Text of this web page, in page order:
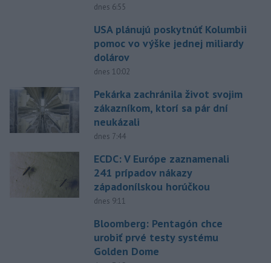
dnes 6:55
USA plánujú poskytnúť Kolumbii
pomoc vo výške jednej miliardy
dolárov
dnes 10:02
Pekárka zachránila život svojim
zákazníkom, ktorí sa pár dní
neukázali
dnes 7:44
ECDC: V Európe zaznamenali
241 prípadov nákazy
západonílskou horúčkou
dnes 9:11
Bloomberg: Pentagón chce
urobiť prvé testy systému
Golden Dome